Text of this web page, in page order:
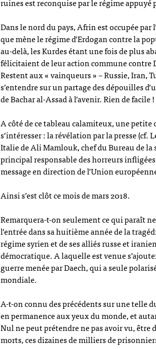
Dans le nord du pays, Afrin est occupée
que mène le régime d’Erdogan contre la
au-delà, les Kurdes étant une fois de plus
félicitaient de leur action commune contre
Restent aux « vainqueurs » – Russie, Iran,
s’entendre sur un partage des dépouilles
de Bachar al-Assad à l’avenir. Rien de facile !
A côté de ce tableau calamiteux, une petite
s’intéresser : la révélation par la presse (cf.
Italie de Ali Mamlouk, chef du Bureau de
principal responsable des horreurs
message en direction de l’Union
Ainsi s’est clôt ce mois de mars 2018.
Remarquera-t-on seulement ce qui paraît
l’entrée dans sa huitième année de la
régime syrien et de ses alliés russe et
démocratique. A laquelle est venue
guerre menée par Daech, qui a seule
mondiale.
A-t-on connu des précédents sur une telle
en permanence aux yeux du monde, et
Nul ne peut prétendre ne pas avoir vu, être
morts, ces dizaines de milliers de